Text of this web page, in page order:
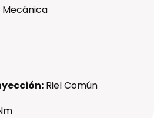
Mecánica
Riel Común